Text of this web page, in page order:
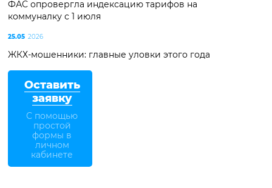
Оставить
заявку
С помощью
простой
формы в
личном
кабинете
ФАС опровергла индексацию тарифов на
коммуналку с 1 июля
25.05 2026
ЖКХ-мошенники: главные уловки этого года